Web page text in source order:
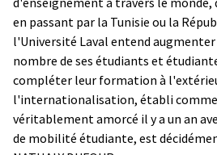
en passant par la Tunisie ou la
l'Université Laval entend augmenter
nombre de ses étudiants et
compléter leur formation à
l'internationalisation, établi comme
véritablement amorcé il y a un an
de mobilité étudiante, est